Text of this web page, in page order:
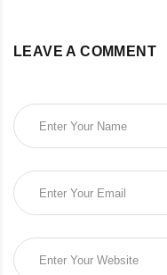
LEAVE A COMMENT